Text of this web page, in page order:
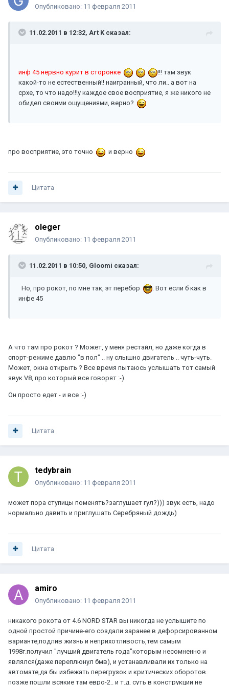
Опубликовано: 11 февраля 2011
11.02.2011 в 12:32, Art K сказал:
инф 45 нервно курит в сторонке
!!! там звук
какой-то не естественный!! наигранный, что ли.. а вот на
срхе, то что надо!!!у каждое свое восприятие, я же никого не
обидел своими ощущениями, верно?
про восприятие, это точно и верно
Цитата
oleger
Опубликовано: 11 февраля 2011
11.02.2011 в 10:50, Gloomi сказал:
Но, про рокот, по мне так, эт перебор
. Вот если б как в
инфе 45
А что там про рокот ? Может, у меня рестайл, но даже когда в
спорт-режиме давлю "в пол" .. ну слышно двигатель .. чуть-чуть.
Может, окна открыть ? Все время пытаюсь услышать тот самый
звук V8, про который все говорят :-)
Он просто едет - и все :-)
Цитата
tedybrain
Опубликовано: 11 февраля 2011
может пора ступицы поменять?заглушает гул?))) звук есть, надо
нормально давить и приглушать Серебряный дождь)
Цитата
amiro
Опубликовано: 11 февраля 2011
никакого рокота от 4.6 NORD STAR вы никогда не услышите по
одной простой причине-его создали заранее в дефорсированном
варианте,подлив жизнь и неприхотливость,тем самым
1998г.получил "лучший двигатель года"которым несомненно и
являлся(даже переплюнул бмв), и устанавливали их только на
автомате,да бы избежать перегрузок и критических оборотов.
позже пошли всякие там евро-2.. и т.д. суть в конструкции не